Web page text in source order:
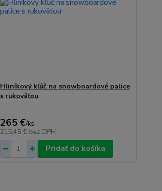
Hliníkový kľúč na snowboardové palice
s rukoväťou
265 €/ks
215,45 € bez DPH
Pridať do košíka